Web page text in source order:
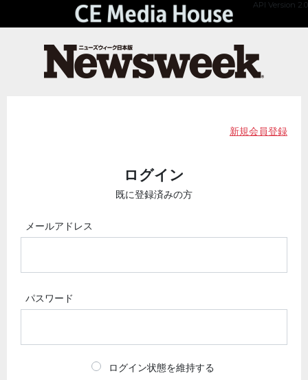
API Version 2.0
新規会員登録
ログイン
既に登録済みの方
メールアドレス
パスワード
ログイン状態を維持する